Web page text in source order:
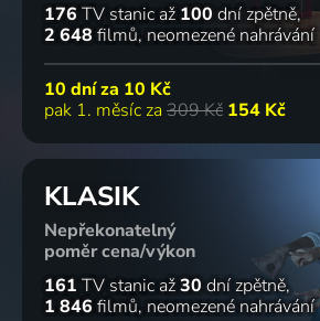
176 TV stanic až 100 dní zpětně
2 648 filmů neomezené nahrávání
10 dní za 10 Kč
pak 1. měsíc za 309 Kč 154 Kč
KLASIK
Nepřekonatelný
poměr cena/výkon
161 TV stanic až30 dní zpětně
1 846 filmů neomezené nahrávání